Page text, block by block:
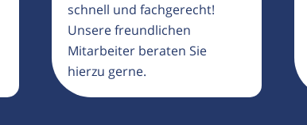
schnell und fachgerecht!
Unsere freundlichen
Mitarbeiter beraten Sie
hierzu gerne.